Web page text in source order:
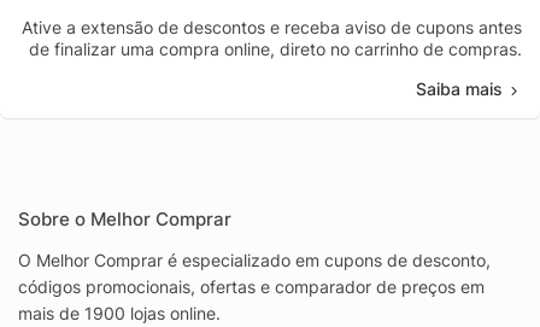
Ative a extensão de descontos e receba aviso de cupons antes
de finalizar uma compra online, direto no carrinho de compras.
Saiba mais
Sobre o Melhor Comprar
O Melhor Comprar é especializado em cupons de desconto,
códigos promocionais, ofertas e comparador de preços em
mais de 1900 lojas online.